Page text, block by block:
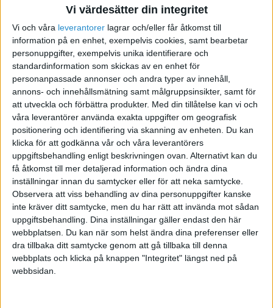
Vi värdesätter din integritet
Vi och våra leverantorer lagrar och/eller får åtkomst till
information på en enhet, exempelvis cookies, samt bearbetar
personuppgifter, exempelvis unika identifierare och
standardinformation som skickas av en enhet för
personanpassade annonser och andra typer av innehåll,
annons- och innehållsmätning samt målgruppsinsikter, samt för
att utveckla och förbättra produkter. Med din tillåtelse kan vi och
våra leverantörer använda exakta uppgifter om geografisk
positionering och identifiering via skanning av enheten. Du kan
klicka för att godkänna vår och våra leverantörers
uppgiftsbehandling enligt beskrivningen ovan. Alternativt kan du
få åtkomst till mer detaljerad information och ändra dina
inställningar innan du samtycker eller för att neka samtycke.
Observera att viss behandling av dina personuppgifter kanske
inte kräver ditt samtycke, men du har rätt att invända mot sådan
uppgiftsbehandling. Dina inställningar gäller endast den här
webbplatsen. Du kan när som helst ändra dina preferenser eller
dra tillbaka ditt samtycke genom att gå tillbaka till denna
webbplats och klicka på knappen "Integritet" längst ned på
webbsidan.
Jag känner inte till nåt program som är anpassad
enbart efter logotyper men mest avancerade
programmet är Adobe Photoshop och där kan du
skapa allt mellan himmel och gjort när det gäller
2D grafik.
Vill du däremot använda något enklare program
för att laborera med så kan du ladda ned en trial
version av Paint Shop pro på den här adressen:
www.corel.com/servlet/Satellite
speaker